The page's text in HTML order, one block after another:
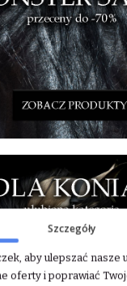
Szczegóły
aby ulepszać nasze
oferty i poprawiać